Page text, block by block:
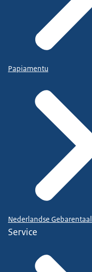
Papiamentu
Nederlandse Gebarentaal
Service